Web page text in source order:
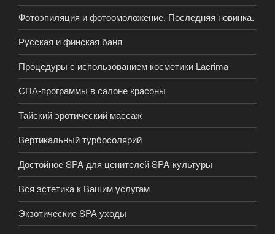
Фотоэпиляция и фотоомоложение. Последняя новинка.
Русская и финская баня
Процедуры с использованием косметики Lacrima
СПА-программы в салоне красоны
Тайский эротический массаж
Вертикальный турбосолярий
Достойное SPA для ценителей SPA-культуры
Вся эстетика к Вашим услугам
Экзотические SPA уходы